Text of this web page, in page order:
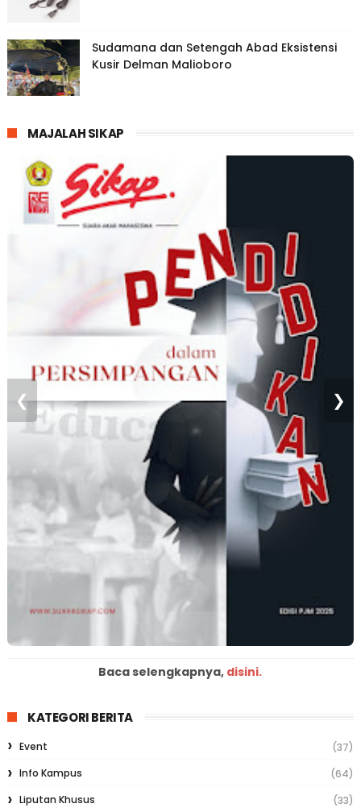
Sudamana dan Setengah Abad Eksistensi
Kusir Delman Malioboro
MAJALAH SIKAP
❮ ❯
Baca selengkapnya, disini.
KATEGORI BERITA
Event
(37)
Info Kampus
(64)
Liputan Khusus
(33)